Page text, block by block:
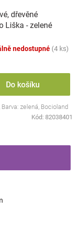
dřevěné
Liška - zelené
nedostupné (4 ks)
Do košíku
Barva: zelená, Bocioland
Kód: 82038401